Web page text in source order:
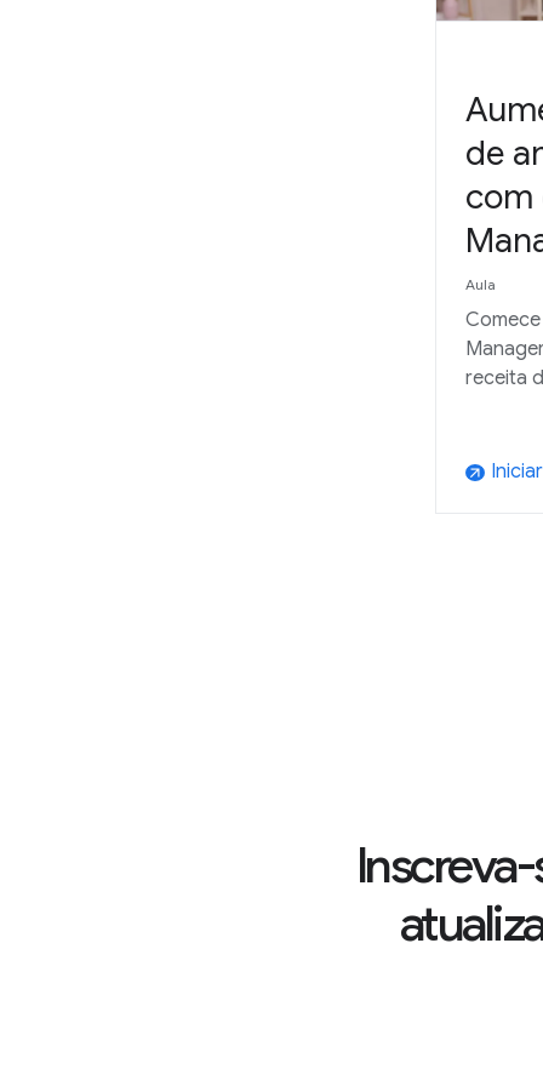
de
com
Aula
receita
arrow_outward Iniciar